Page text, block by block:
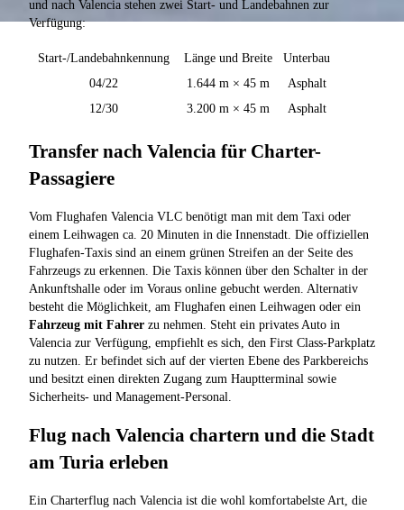
und nach Valencia stehen zwei Start- und Landebahnen zur
Verfügung:
Start-/Landebahnkennung Länge und Breite
Unterbau
04/22
1.644 m × 45 m
Asphalt
12/30
3.200 m × 45 m Asphalt
Transfer nach Valencia für Charter-
Passagiere
Vom Flughafen Valencia VLC benötigt man mit dem Taxi oder
einem Leihwagen ca. 20 Minuten in die Innenstadt. Die offiziellen
Flughafen-Taxis sind an einem grünen Streifen an der Seite des
Fahrzeugs zu erkennen. Die Taxis können über den Schalter in der
Ankunftshalle oder im Voraus online gebucht werden. Alternativ
besteht die Möglichkeit, am Flughafen einen Leihwagen oder ein
Fahrzeug mit Fahrer zu nehmen. Steht ein privates Auto in
Valencia zur Verfügung, empfiehlt es sich, den First Class-Parkplatz
zu nutzen. Er befindet sich auf der vierten Ebene des Parkbereichs
und besitzt einen direkten Zugang zum Hauptterminal sowie
Sicherheits- und Management-Personal.
Flug nach Valencia chartern und die Stadt
am Turia erleben
Ein Charterflug nach Valencia ist die wohl komfortabelste Art, die